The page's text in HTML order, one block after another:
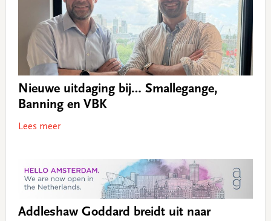
Nieuwe uitdaging bij… Smallegange,
Banning en VBK
Lees meer
Addleshaw Goddard breidt uit naar